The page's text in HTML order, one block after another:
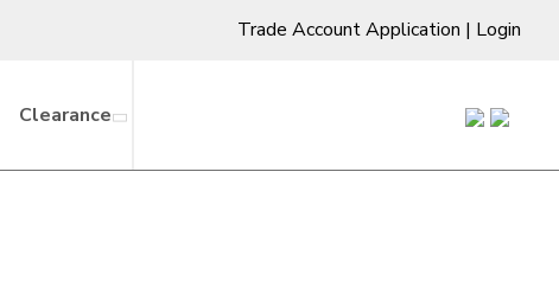
Trade Account Application | Login
Clearance